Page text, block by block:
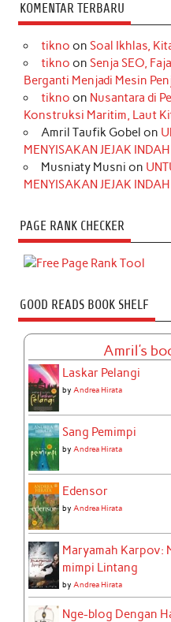
KOMENTAR TERBARU
tikno on Soal Ikhlas,
tikno on Senja SEO,
Berganti Menjadi Mesin
tikno on Nusantara di
Konstruksi Maritim, Laut
Amril Taufik Gobel on
MENYISAKAN JEJAK
Musniaty Musni on
MENYISAKAN JEJAK
PAGE RANK CHECKER
GOOD READS BOOK SHELF
Amril's
Laskar Pelangi
byAndrea Hirata
Sang Pemimpi
byAndrea Hirata
Edensor
byAndrea Hirata
Maryamah Karpov:
mimpi Lintang
byAndrea Hirata
Nge-blog Dengan